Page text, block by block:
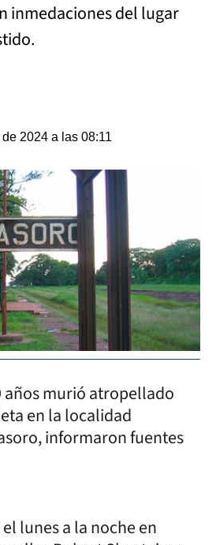
inmedaciones del lugar
2024 a las 08:11
años murió atropellado
en la localidad
informaron fuentes
lunes a la noche en